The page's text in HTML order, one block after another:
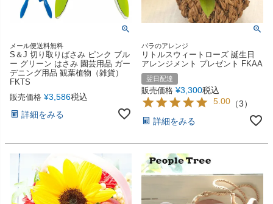
メール便送料無料
S＆J 切り取りばさみ ピンク ブル
ー グリーン はさみ 園芸用品 ガー
デニング用品 観葉植物（雑貨）
FKTS
販売価格 ¥3,586税込
詳細をみる
バラのアレンジ
リトルスウィートローズ 誕生日
アレンジメント プレゼント FKAA
翌日配達
販売価格 ¥3,300税込
5.00 （3）
詳細をみる